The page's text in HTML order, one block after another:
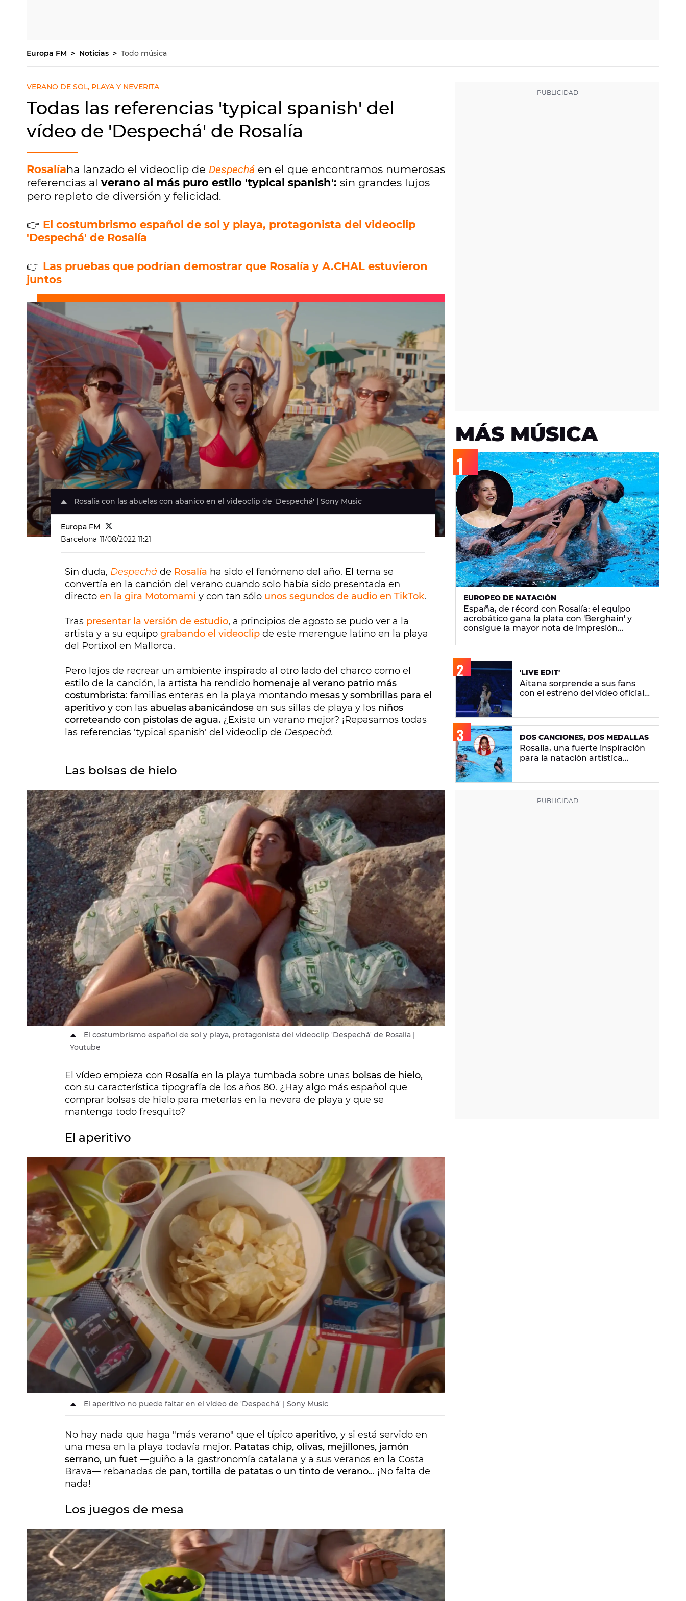
Europa FM Noticias Todo música
VERANO DE SOL, PLAYA Y NEVERITA
Todas las referencias 'typical spanish' del
vídeo de 'Despechá' de Rosalía
Rosalíaha lanzado el videoclip de Despechá en el que encontramos numerosas
referencias al verano al más puro estilo 'typical spanish': sin grandes lujos
pero repleto de diversión y felicidad.
👉 El costumbrismo español de sol y playa, protagonista del videoclip
'Despechá' de Rosalía
👉 Las pruebas que podrían demostrar que Rosalía y A.CHAL estuvieron
juntos
Rosalía con las abuelas con abanico en el videoclip de 'Despechá' | Sony Music
Europa FM
Barcelona 11/08/2022 11:21
Sin duda, Despechá de Rosalía ha sido el fenómeno del año. El tema se
convertía en la canción del verano cuando solo había sido presentada en
directo en la gira Motomami y con tan sólo unos segundos de audio en TikTok.
Tras presentar la versión de estudio, a principios de agosto se pudo ver a la
artista y a su equipo grabando el videoclip de este merengue latino en la playa
del Portixol en Mallorca.
Pero lejos de recrear un ambiente inspirado al otro lado del charco como el
estilo de la canción, la artista ha rendido homenaje al verano patrio más
costumbrista: familias enteras en la playa montando mesas y sombrillas para el
aperitivo y con las abuelas abanicándose en sus sillas de playa y los niños
correteando con pistolas de agua. ¿Existe un verano mejor? ¡Repasamos todas
las referencias 'typical spanish' del videoclip de Despechá.
Las bolsas de hielo
El costumbrismo español de sol y playa, protagonista del videoclip 'Despechá' de Rosalía |
Youtube
El vídeo empieza con Rosalía en la playa tumbada sobre unas bolsas de hielo,
con su característica tipografía de los años 80. ¿Hay algo más español que
comprar bolsas de hielo para meterlas en la nevera de playa y que se
mantenga todo fresquito?
El aperitivo
El aperitivo no puede faltar en el vídeo de 'Despechá' | Sony Music
No hay nada que haga "más verano" que el típico aperitivo, y si está servido en
una mesa en la playa todavía mejor. Patatas chip, olivas, mejillones, jamón
serrano, un fuet —guiño a la gastronomía catalana y a sus veranos en la Costa
Brava— rebanadas de pan, tortilla de patatas o un tinto de verano... ¡No falta de
nada!
Los juegos de mesa
MÁS MÚSICA
EUROPEO DE NATACIÓN
España, de récord con Rosalía: el equipo
acrobático gana la plata con 'Berghain' y
consigue la mayor nota de impresión
'LIVE EDIT'
Aitana sorprende a sus fans
con el estreno del vídeo oficial
DOS CANCIONES, DOS MEDALLAS
Rosalía, una fuerte inspiración
para la natación artística